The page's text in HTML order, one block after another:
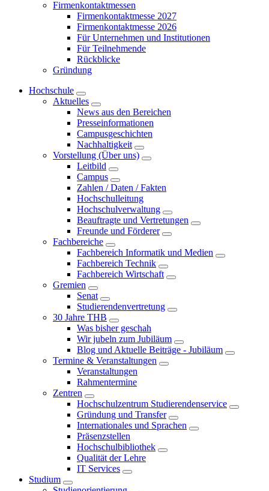
Firmenkontaktmessen
Firmenkontaktmesse 2027
Firmenkontaktmesse 2026
Für Unternehmen und Institutionen
Für Teilnehmende
Rückblicke
Gründung
Hochschule
Aktuelles
News aus den Bereichen
Presseinformationen
Campusgeschichten
Nachhaltigkeit
Vorstellung (Über uns)
Leitbild
Campus
Zahlen / Daten / Fakten
Hochschulleitung
Hochschulverwaltung
Beauftragte und Vertretungen
Freunde und Förderer
Fachbereiche
Fachbereich Informatik und Medien
Fachbereich Technik
Fachbereich Wirtschaft
Gremien
Senat
Studierendenvertretung
30 Jahre THB
Was bisher geschah
Wir jubeln zum Jubiläum
Blog und Aktuelle Beiträge - Jubiläum
Termine & Veranstaltungen
Veranstaltungen
Rahmentermine
Zentren
Hochschulzentrum Studierendenservice
Gründung und Transfer
Internationales und Sprachen
Präsenzstellen
Hochschulbibliothek
Qualität der Lehre
IT Services
Studium